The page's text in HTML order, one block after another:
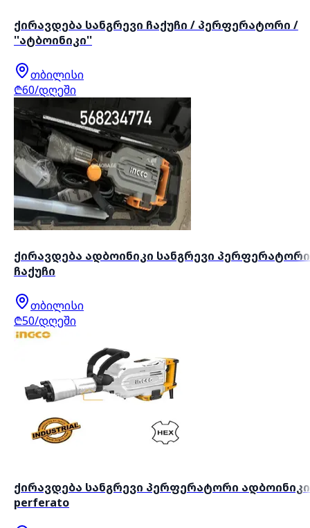
ქირავდება სანგრევი ჩაქუჩი / პერფერატორი /
''ატბოინიკი''
თბილისი
₾60/დღეში
ქირავდება ადბოინიკი სანგრევი პერფერატორი
ჩაქუჩი
თბილისი
₾50/დღეში
ქირავდება სანგრევი პერფერატორი ადბოინიკი
perferato